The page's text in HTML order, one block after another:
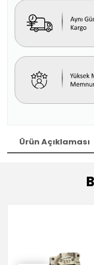
Ürün Açıklaması